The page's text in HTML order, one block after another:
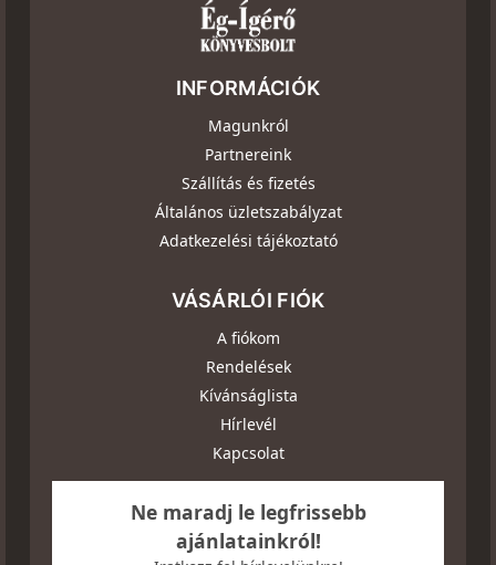
INFORMÁCIÓK
Magunkról
Partnereink
Szállítás és fizetés
Általános üzletszabályzat
Adatkezelési tájékoztató
VÁSÁRLÓI FIÓK
A fiókom
Rendelések
Kívánságlista
Hírlevél
Kapcsolat
Ne maradj le legfrissebb
ajánlatainkról!